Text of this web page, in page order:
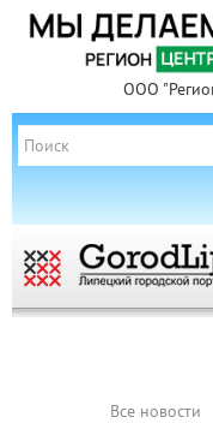
ООО
Все новости